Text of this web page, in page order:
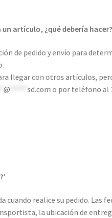
artículo, ¿qué debería
de pedido y envío para
llegar con otros artículos,
@ *****sd.com o por teléfono al
‘
realice su pedido. Las
la ubicación de